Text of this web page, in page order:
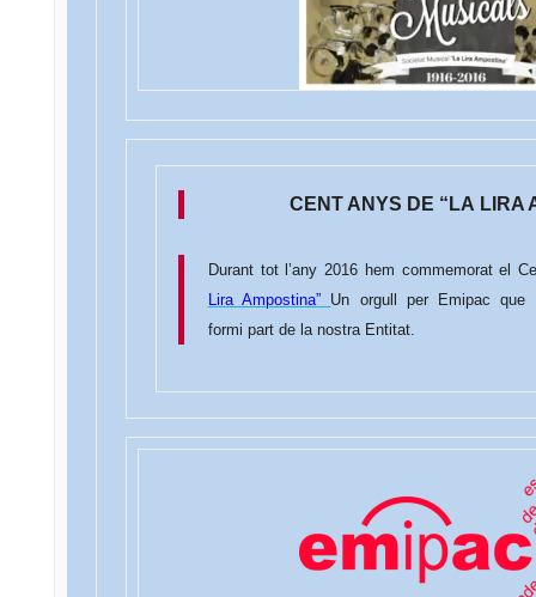
CENT ANYS DE “LA LIRA
Durant tot l’any 2016 hem commemorat el
Lira Ampostina” Un orgull per Emipac
formi part de la nostra Entitat.